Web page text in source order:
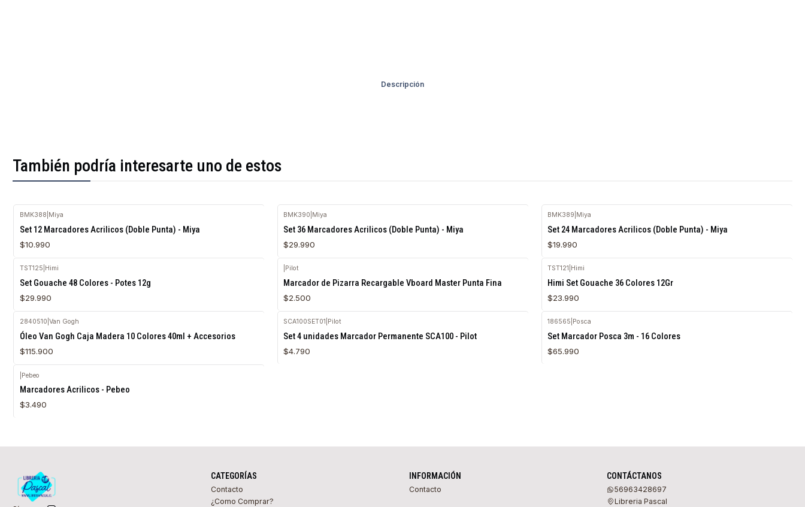
Descripción
También podría interesarte uno de estos
BMK388 Miya
Set 12 Marcadores Acrilicos (Doble Punta) - Miya
$10.990
BMK390 Miya
Set 36 Marcadores Acrilicos (Doble Punta) - Miya
$29.990
BMK389 Miya
Set 24 Marcadores Acrilicos (Doble Punta) - Miya
$19.990
TST125 Himi
Set Gouache 48 Colores - Potes 12g
$29.990
Pilot
Marcador de Pizarra Recargable Vboard Master Punta Fina
$2.500
TST121 Himi
Himi Set Gouache 36 Colores 12Gr
$23.990
2840510 Van Gogh
Óleo Van Gogh Caja Madera 10 Colores 40ml + Accesorios
$115.900
SCA100SET01 Pilot
Set 4 unidades Marcador Permanente SCA100 - Pilot
$4.790
186565 Posca
Set Marcador Posca 3m - 16 Colores
$65.990
Pebeo
Marcadores Acrilicos - Pebeo
$3.490
CATEGORÍAS
Contacto
¿Como Comprar?
INFORMACIÓN
Contacto
CONTÁCTANOS
56963428697
Libreria Pascal